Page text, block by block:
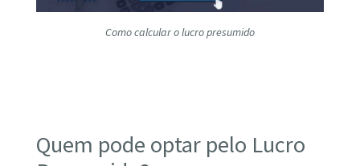
Como calcular o lucro presumido
Quem pode optar pelo Lucro